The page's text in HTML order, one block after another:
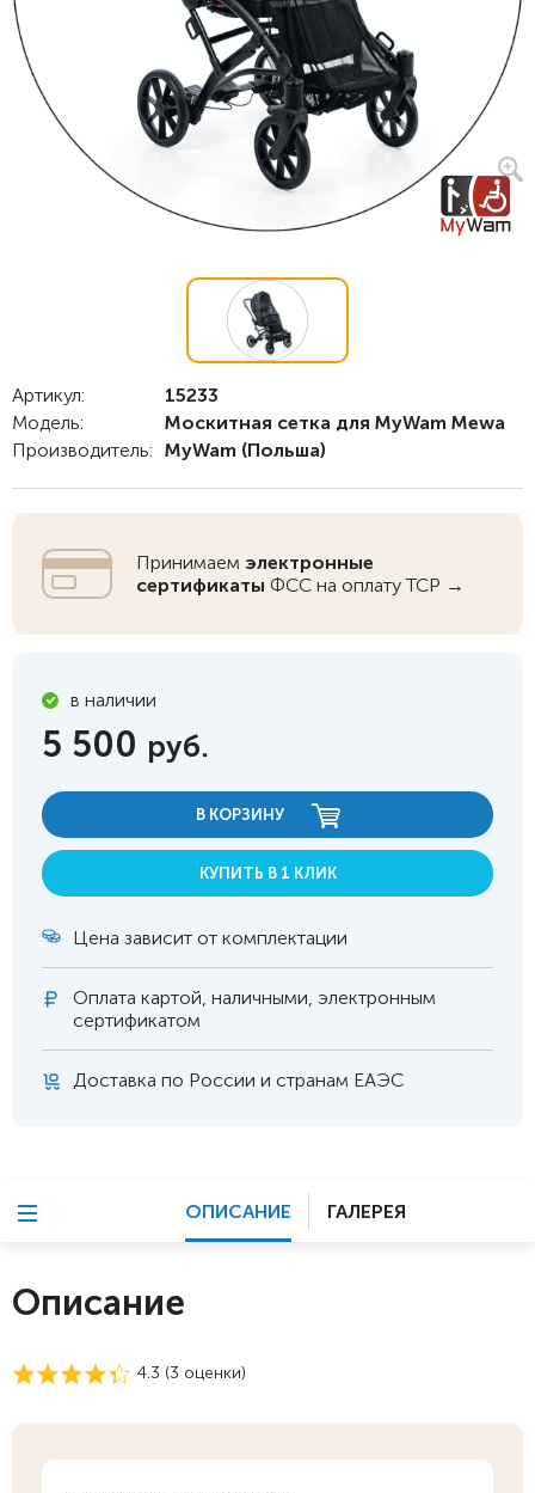
Артикул:
15233
Модель:
Москитная сетка для MyWam Mewa
Производитель: MyWam (Польша)
Принимаем электронные
сертификаты ФСС на оплату ТСР →
в наличии
5 500 руб.
В КОРЗИНУ
КУПИТЬ В 1 КЛИК
Цена зависит от комплектации
Оплата картой, наличными, электронным
сертификатом
Доставка по России и странам ЕАЭС
ОПИСАНИЕ ГАЛЕРЕЯ
Описание
4.3 (3 оценки)